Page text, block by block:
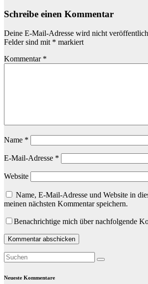
Schreibe einen Kommentar
Deine E-Mail-Adresse wird nicht
Felder sind mit * markiert
Kommentar *
Name *
E-Mail-Adresse *
Website
Name, E-Mail-Adresse und Website in
meinen nächsten Kommentar speichern.
Benachrichtige mich über nachfolgende
Neueste Kommentare